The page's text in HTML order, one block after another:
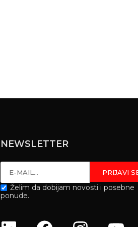
NEWSLETTER
Želim da dobijam novosti i posebne
ponude.